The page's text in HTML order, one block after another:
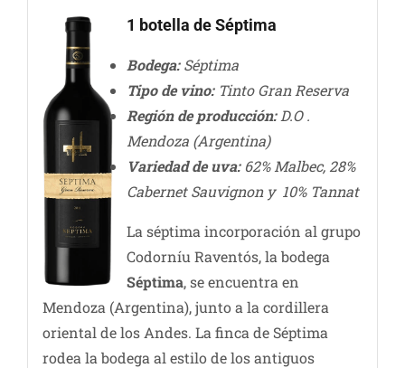
1 botella de Séptima
Bodega:Séptima
Tipo de vino: Tinto Gran Reserva
Región de producción:D.O .
Mendoza (Argentina)
Variedad de uva: 62% Malbec, 28%
Cabernet Sauvignon y 10% Tannat
La séptima incorporación al grupo
Codorníu Raventós, la bodega
Séptima, se encuentra en
Mendoza (Argentina), junto a la cordillera
oriental de los Andes. La finca de Séptima
rodea la bodega al estilo de los antiguos